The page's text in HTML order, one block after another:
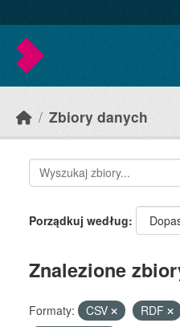
Zbiory danych
Porządkuj według
Znalezione
Formaty: CSV RDF